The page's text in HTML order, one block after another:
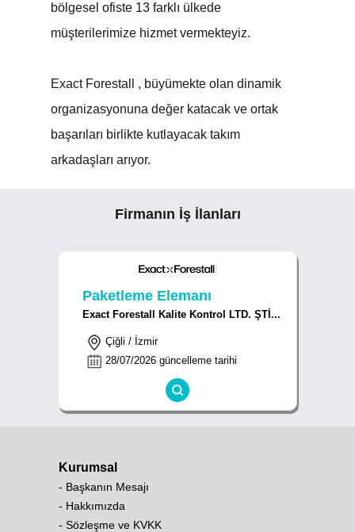
bölgesel ofiste 13 farklı ülkede
müşterilerimize hizmet vermekteyiz.
Exact Forestall , büyümekte olan dinamik
organizasyonuna değer katacak ve ortak
başarıları birlikte kutlayacak takım
arkadaşları arıyor.
Firmanın İş İlanları
Paketleme Elemanı
Exact Forestall Kalite Kontrol LTD. ŞTİ...
Çiğli / İzmir
28/07/2026 güncelleme tarihi
Kurumsal
- Başkanın Mesajı
- Hakkımızda
- Sözleşme ve KVKK